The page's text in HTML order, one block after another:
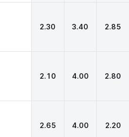
2.30 3.40 2.85
2.10 4.00 2.80
2.65 4.00 2.20